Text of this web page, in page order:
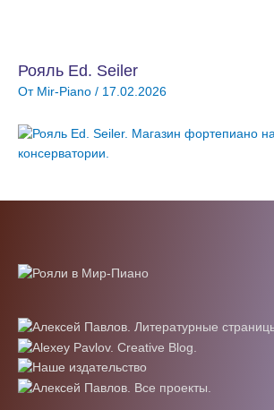
Рояль Ed. Seiler
От Mir-Piano / 17.02.2026